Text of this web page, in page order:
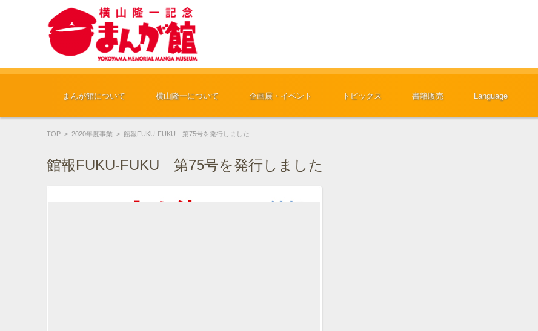
コンテンツに移動
まんが館について 横山隆一について 企画展・イベント トピックス 書籍販売 Language
TOP > 2020年度事業 > 館報FUKU-FUKU 第75号を発行しました
館報FUKU-FUKU 第75号を発行しました